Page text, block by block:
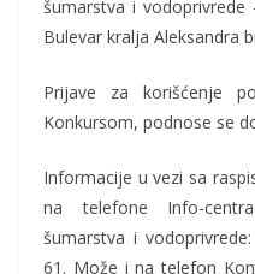
šumarstva i vodoprivrede
Bulevar kralja Aleksandra
Prijave za korišćenje
Konkursom, podnose se
Informacije u vezi sa
na telefone Info-
šumarstva i
61. Može i na telefon